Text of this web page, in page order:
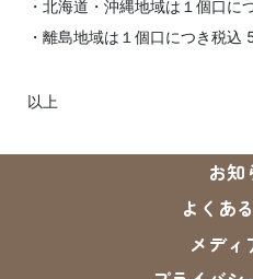
・北海道・沖縄地域は１個口に
・離島地域は１個口につき税込
以上
お知
よくあ
メディ